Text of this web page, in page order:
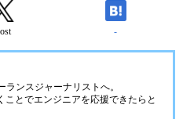
-
ランスジャーナリストへ。
ことでエンジニアを応援できたらと